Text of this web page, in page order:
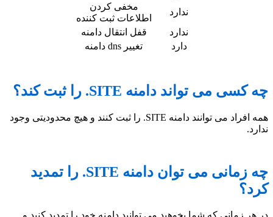
ندارد
مخفی کردن
اطلاعات ثبت کننده
ندارد
قفل انتقال دامنه
دارد
تغییر dns دامنه
چه کسی می تواند دامنه SITE. را ثبت کند؟
همه افراد می توانند دامنه SITE. را ثبت کنند و هیچ محدودیتی وجود
ندارد.
چه زمانی می توان دامنه SITE. را تمدید
کرد؟